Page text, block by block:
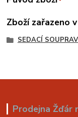
Zboží zařazeno
SEDACÍ
Prodejna Žďár